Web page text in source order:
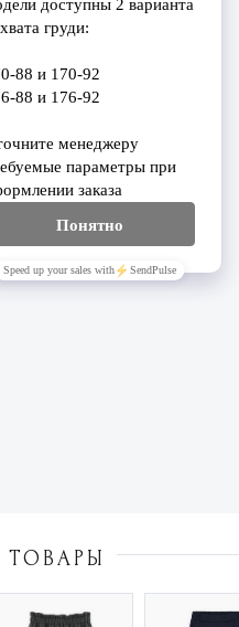
тёмно-
6983.00